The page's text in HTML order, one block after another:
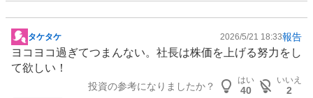
掲
示
板
タケタケ 2026/5/21 18:33報告
ヨコヨコ過ぎてつまんない。社長は株価を上げる努力をし
て欲しい！
投資の参考になりましたか？
はい
40
いいえ
2